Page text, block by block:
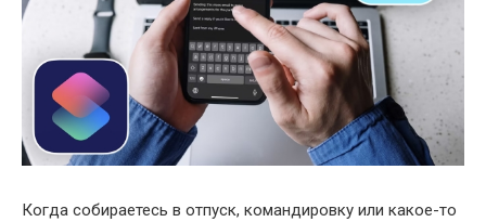
Когда собираетесь в отпуск, командировку или какое-то